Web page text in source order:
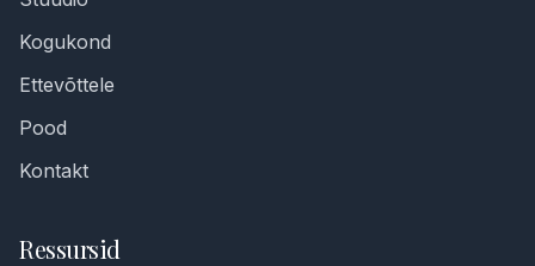
Kogukond
Ettevõttele
Pood
Kontakt
Ressursid